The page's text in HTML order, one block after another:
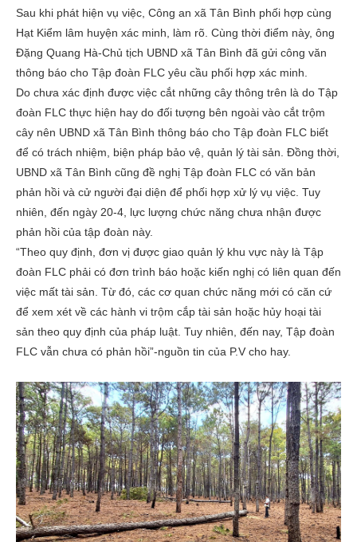
Sau khi phát hiện vụ việc, Công an xã Tân Bình phối hợp cùng
Hạt Kiểm lâm huyện xác minh, làm rõ. Cùng thời điểm này, ông
Đặng Quang Hà-Chủ tịch UBND xã Tân Bình đã gửi công văn
thông báo cho Tập đoàn FLC yêu cầu phối hợp xác minh.
Do chưa xác định được việc cắt những cây thông trên là do Tập
đoàn FLC thực hiện hay do đối tượng bên ngoài vào cắt trộm
cây nên UBND xã Tân Bình thông báo cho Tập đoàn FLC biết
để có trách nhiệm, biện pháp bảo vệ, quản lý tài sản. Đồng thời,
UBND xã Tân Bình cũng đề nghị Tập đoàn FLC có văn bản
phản hồi và cử người đại diện để phối hợp xử lý vụ việc. Tuy
nhiên, đến ngày 20-4, lực lượng chức năng chưa nhận được
phản hồi của tập đoàn này.
“Theo quy định, đơn vị được giao quản lý khu vực này là Tập
đoàn FLC phải có đơn trình báo hoặc kiến nghị có liên quan đến
việc mất tài sản. Từ đó, các cơ quan chức năng mới có căn cứ
để xem xét về các hành vi trộm cắp tài sản hoặc hủy hoại tài
sản theo quy định của pháp luật. Tuy nhiên, đến nay, Tập đoàn
FLC vẫn chưa có phản hồi”-nguồn tin của P.V cho hay.